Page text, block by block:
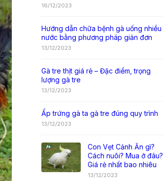
16/12/2023
Hướng dẫn chữa bệnh gà uống nhiều
nước bằng phương pháp giản đơn
13/12/2023
Gà tre thịt giá rẻ – Đặc điểm, trọng
lượng gà tre
13/12/2023
Ấp trứng gà ta gà tre đúng quy trình
13/12/2023
Con Vẹt Cảnh Ăn gì?
Cách nuôi? Mua ở đâu?
Giá rẻ nhất bao nhiêu
13/12/2023